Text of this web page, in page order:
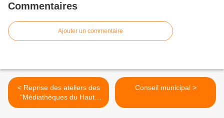
Commentaires
Ajouter un commentaire
< Reprise des ateliers des
"Médiathèques du Haut-
Livradois"
Conseil municipal >